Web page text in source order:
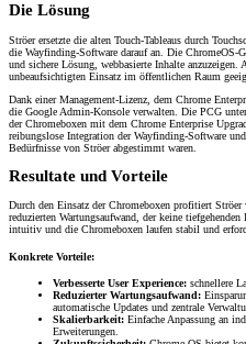
Die Lösung
Ströer ersetzte die alten Touch-Tableaus durch
die Wayfinding-Software darauf an. Die ChromeOS-
und sichere Lösung, webbasierte Inhalte
unbeaufsichtigten Einsatz im öffentlichen Raum
Dank einer Management-Lizenz, dem Chrome
die Google Admin-Konsole verwalten. Die PCG
der Chromeboxen mit dem Chrome Enterprise
reibungslose Integration der Wayfinding-Software
Bedürfnisse von Ströer abgestimmt waren.
Resultate und Vorteile
Durch den Einsatz der Chromeboxen profitiert Ströer
reduzierten Wartungsaufwand, der keine
intuitiv und die Chromeboxen laufen stabil und
Konkrete Vorteile:
Verbesserte User Experience: schnellere
Reduzierter Wartungsaufwand:
automatische Updates und zentrale
Skalierbarkeit: Einfache Anpassung an
Erweiterungen.